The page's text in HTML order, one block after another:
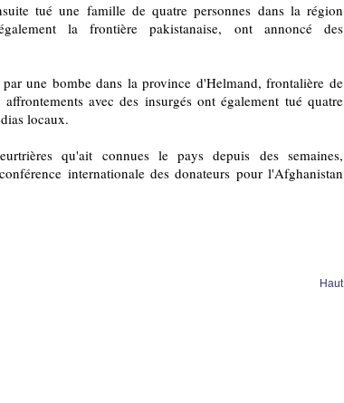
tué une famille de quatre personnes dans la région
la frontière pakistanaise, ont annoncé des
une bombe dans la province d'Helmand, frontalière de
avec des insurgés ont également tué quatre
locaux.
qu'ait connues le pays depuis des semaines,
internationale des donateurs pour l'Afghanistan
Haut